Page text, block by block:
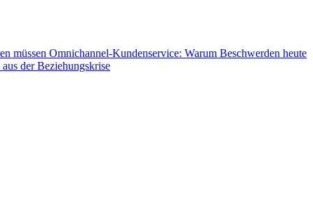
müssen Omnichannel-Kundenservice: Warum Beschwerden heute
der Beziehungskrise